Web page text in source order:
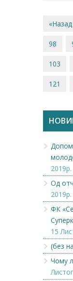
«Назад
98
103
121
2019р.
Од
2019р.
ФК
15
(без
Чому